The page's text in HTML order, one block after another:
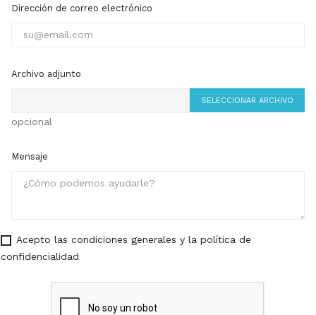
Dirección de correo electrónico
Archivo adjunto
SELECCIONAR ARCHIVO
opcional
Mensaje
Acepto las condiciones generales y la política de
confidencialidad